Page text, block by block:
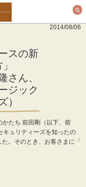
ン
2014/08/06
スの新
さん、
ジック
）
たち 前田剛（以下、前
ュリティーズを知ったの
。そのとき、お客さまに「